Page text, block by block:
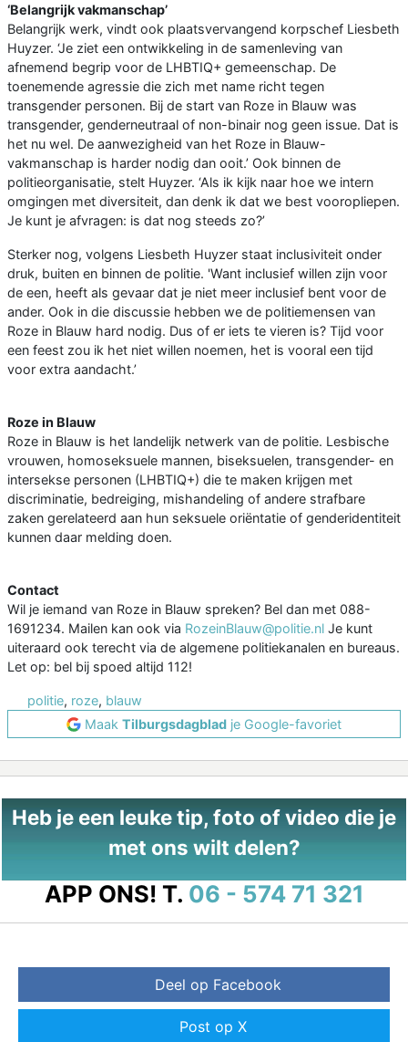
‘Belangrijk vakmanschap’
Belangrijk werk, vindt ook plaatsvervangend korpschef Liesbeth
Huyzer. ‘Je ziet een ontwikkeling in de samenleving van
afnemend begrip voor de LHBTIQ+ gemeenschap. De
toenemende agressie die zich met name richt tegen
transgender personen. Bij de start van Roze in Blauw was
transgender, genderneutraal of non-binair nog geen issue. Dat is
het nu wel. De aanwezigheid van het Roze in Blauw-
vakmanschap is harder nodig dan ooit.’ Ook binnen de
politieorganisatie, stelt Huyzer. ‘Als ik kijk naar hoe we intern
omgingen met diversiteit, dan denk ik dat we best vooropliepen.
Je kunt je afvragen: is dat nog steeds zo?’
Sterker nog, volgens Liesbeth Huyzer staat inclusiviteit onder
druk, buiten en binnen de politie. 'Want inclusief willen zijn voor
de een, heeft als gevaar dat je niet meer inclusief bent voor de
ander. Ook in die discussie hebben we de politiemensen van
Roze in Blauw hard nodig. Dus of er iets te vieren is? Tijd voor
een feest zou ik het niet willen noemen, het is vooral een tijd
voor extra aandacht.’
Roze in Blauw
Roze in Blauw is het landelijk netwerk van de politie. Lesbische
vrouwen, homoseksuele mannen, biseksuelen, transgender- en
intersekse personen (LHBTIQ+) die te maken krijgen met
discriminatie, bedreiging, mishandeling of andere strafbare
zaken gerelateerd aan hun seksuele oriëntatie of genderidentiteit
kunnen daar melding doen.
Contact
Wil je iemand van Roze in Blauw spreken? Bel dan met 088-
1691234. Mailen kan ook via RozeinBlauw@politie.nl Je kunt
uiteraard ook terecht via de algemene politiekanalen en bureaus.
Let op: bel bij spoed altijd 112!
politie, roze, blauw
Maak Tilburgsdagblad je Google-favoriet
Heb je een leuke tip, foto of video die je
met ons wilt delen?
APP ONS! T. 06 - 574 71 321
Deel op Facebook
Post op X